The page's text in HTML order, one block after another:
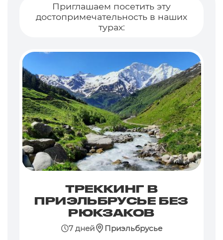
Приглашаем посетить эту
достопримечательность в наших
турах:
ТРЕККИНГ В
ПРИЭЛЬБРУСЬЕ БЕЗ
РЮКЗАКОВ
7 дней
Приэльбрусье